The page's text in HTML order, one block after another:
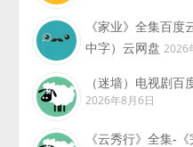
《家业》全集百
中字）云网盘 2026
（迷墙）电视剧
2026年8月6日
《云秀行》全集-